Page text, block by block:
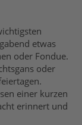
etwas
oder Fondue.
oder
einer kurzen
erinnert und